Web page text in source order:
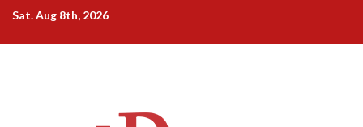
Skip
content
Sat. Aug 8th, 2026